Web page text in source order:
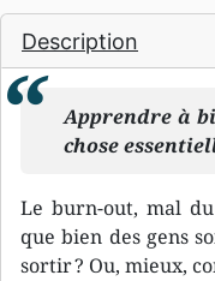
Description
Apprendre à
chose
Le burn-out, mal du
que bien des gens
sortir ? Ou, mieux,